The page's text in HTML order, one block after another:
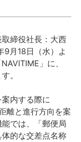
締役社長：大西
9月18日（水）よ
」に、
。
内する際に
離と進行方向を案
では、「郵便局
的な交差点名称